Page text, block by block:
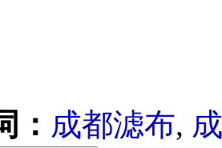
： 成都滤布,